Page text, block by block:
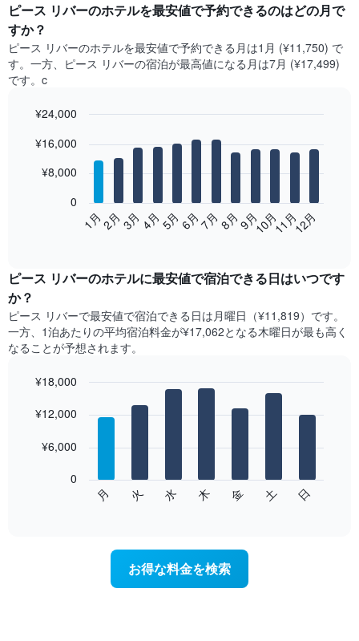
ピース リバー​のホテルを最安値で予約できるのはどの月で
すか？
ピース リバー​の​ホテルを最安値で予約できる月は1月 (¥11,750) で
す。一方、ピース リバー​の​宿泊が最高値になる月は7月​ (¥17,499)
です。c
chart
月
ご
と
の
客
室
平
料
graphic.
1月2月3月4月5月6月7月8月9月10月11月12月
0
¥8,000
¥16,000
¥24,000
ピース リバー​の​ホテル​に最安値で宿泊できる日はいつです
か？
ピース リバー​で最安値で宿泊できる日は月曜日​（¥11,819）です。
一方、1泊あたりの平均宿泊料金が¥17,062となる木曜日​が最も高く
なることが予想されます。
chart
bars.
graphic.
月 火 水 木 金 土 日
0
¥6,000
¥12,000
¥18,000
お得な料金を検索